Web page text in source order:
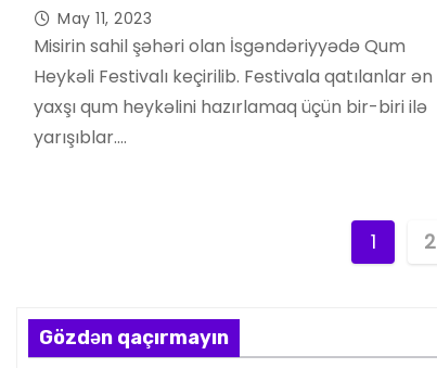
May 11, 2023
Misirin sahil şəhəri olan İsgəndəriyyədə Qum
Heykəli Festivalı keçirilib. Festivala qatılanlar ən
yaxşı qum heykəlini hazırlamaq üçün bir-biri ilə
yarışıblar.…
1 2
Gözdən qaçırmayın